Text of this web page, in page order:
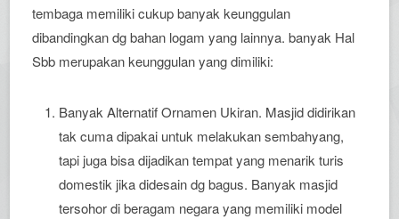
tembaga memiliki cukup banyak keunggulan
dibandingkan dg bahan logam yang lainnya. banyak Hal
Sbb merupakan keunggulan yang dimiliki:
Banyak Alternatif Ornamen Ukiran. Masjid didirikan
tak cuma dipakai untuk melakukan sembahyang,
tapi juga bisa dijadikan tempat yang menarik turis
domestik jika didesain dg bagus. Banyak masjid
tersohor di beragam negara yang memiliki model